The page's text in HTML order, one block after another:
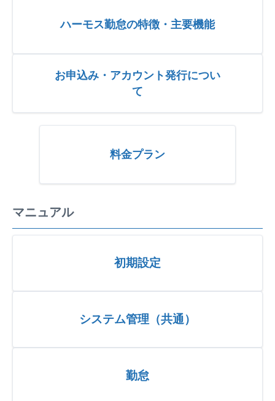
ハーモス勤怠の特徴・主要機能
お申込み・アカウント発行につい
て
料金プラン
マニュアル
初期設定
システム管理（共通）
勤怠